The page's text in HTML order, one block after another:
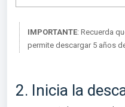
IMPORTANTE: Recuerda
permite descargar 5 años
2. Inicia la